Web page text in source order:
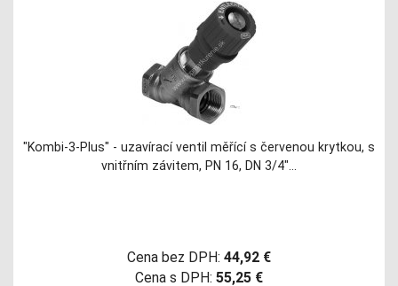
"Kombi-3-Plus" - uzavírací ventil měřící s červenou krytkou, s
vnitřním závitem, PN 16, DN 3/4"…
Cena bez DPH: 44,92 €
Cena s DPH: 55,25 €